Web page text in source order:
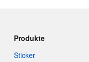
Produkte
Sticker